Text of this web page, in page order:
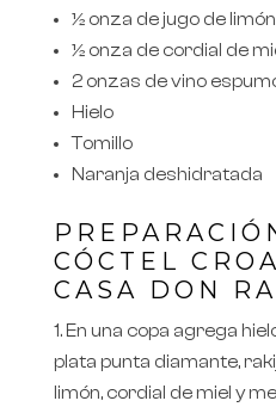
½ onza de jugo de limón
½ onza de cordial de
2 onzas de vino
Hielo
Tomillo
Naranja deshidratada
CÓCTEL
CASA DON
En una copa agrega
plata punta diamante,
limón, cordial de miel y